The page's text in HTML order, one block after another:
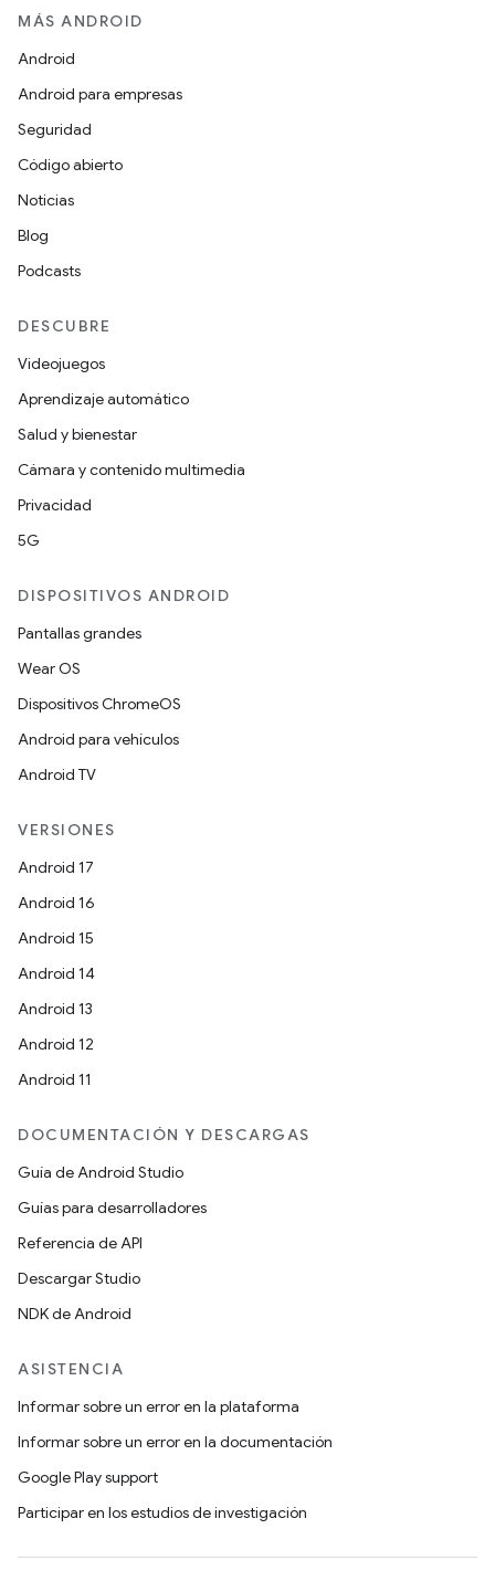
MÁS ANDROID
Android
Android para empresas
Seguridad
Código abierto
Noticias
Blog
Podcasts
DESCUBRE
Videojuegos
Aprendizaje automático
Salud y bienestar
Cámara y contenido multimedia
Privacidad
5G
DISPOSITIVOS ANDROID
Pantallas grandes
Wear OS
Dispositivos ChromeOS
Android para vehículos
Android TV
VERSIONES
Android 17
Android 16
Android 15
Android 14
Android 13
Android 12
Android 11
DOCUMENTACIÓN Y DESCARGAS
Guía de Android Studio
Guías para desarrolladores
Referencia de API
Descargar Studio
NDK de Android
ASISTENCIA
Informar sobre un error en la plataforma
Informar sobre un error en la documentación
Google Play support
Participar en los estudios de investigación